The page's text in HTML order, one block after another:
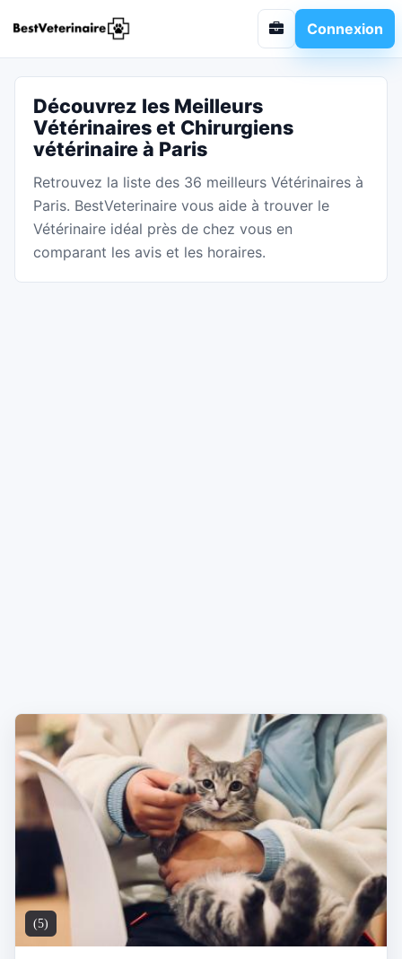
Connexion
Découvrez les Meilleurs
Vétérinaires et Chirurgiens
vétérinaire à Paris
Retrouvez la liste des 36 meilleurs Vétérinaires à
Paris. BestVeterinaire vous aide à trouver le
Vétérinaire idéal près de chez vous en
comparant les avis et les horaires.
(5)